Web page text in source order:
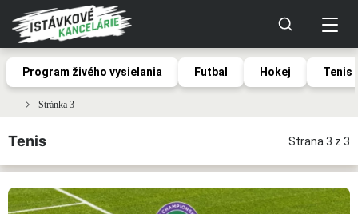
Program živého vysielania Futbal Hokej Tenis
Stránka 3
Tenis Strana 3 z 3